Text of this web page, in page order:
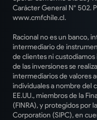
Carácter General N° 502.
www.cmfchile.cl.
Racional no es un banco,
intermediario de
de clientes ni
de las inversiones se
intermediarios de valores
individuales a nombre del
EE.UU., miembros de la
(FINRA), y protegidos por
Corporation (SIPC), en